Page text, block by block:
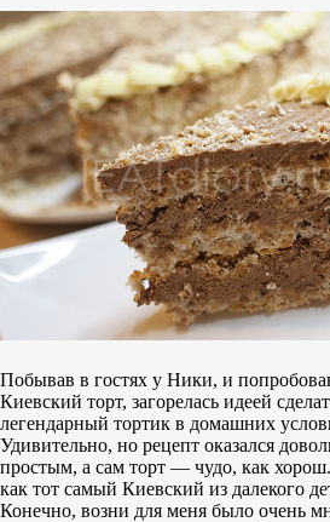
Побывав в гостях у Ники, и
Киевский торт, загорелась идеей
легендарный тортик в домашних
Удивительно, но рецепт оказался
простым, а сам торт — чудо, как
как тот самый Киевский из далекого
Конечно, возни для меня было очень